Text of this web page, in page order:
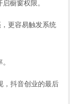
橱窗权限。
更容易触发系统
，抖音创业的最后